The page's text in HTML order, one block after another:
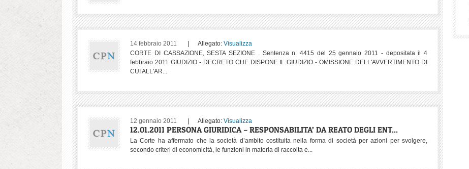
14 febbraio 2011 | Allegato: Visualizza
CORTE DI CASSAZIONE, SESTA SEZIONE . Sentenza n. 4415 del 25 gennaio 2011 - depositata il 4
febbraio 2011 GIUDIZIO - DECRETO CHE DISPONE IL GIUDIZIO - OMISSIONE DELL'AVVERTIMENTO DI
CUI ALL'AR...
12 gennaio 2011 | Allegato: Visualizza
12.01.2011 PERSONA GIURIDICA – RESPONSABILITA’ DA REATO DEGLI ENT...
La Corte ha affermato che la società d’ambito costituita nella forma di società per azioni per svolgere,
secondo criteri di economicità, le funzioni in materia di raccolta e...